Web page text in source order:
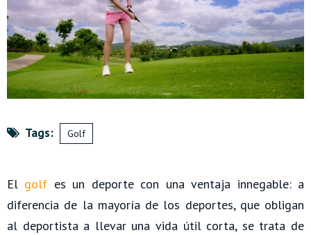
Tags: Golf
El golf es un deporte con una ventaja innegable: a
diferencia de la mayoría de los deportes, que obligan
al deportista a llevar una vida útil corta, se trata de